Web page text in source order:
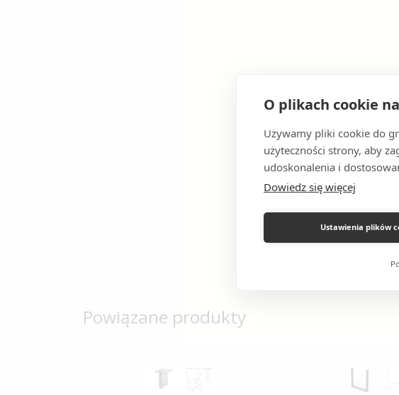
O plikach cookie
Używamy pliki cookie do
użyteczności strony, aby
udoskonalenia i
Dowiedz się więcej
Ustawienia plików
Powiązane produkty